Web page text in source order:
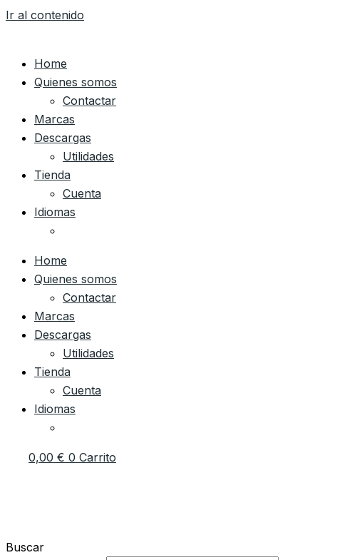
Ir al contenido
Home
Quienes somos
Contactar
Marcas
Descargas
Utilidades
Tienda
Cuenta
Idiomas
Home
Quienes somos
Contactar
Marcas
Descargas
Utilidades
Tienda
Cuenta
Idiomas
0,00 € 0 Carrito
Buscar